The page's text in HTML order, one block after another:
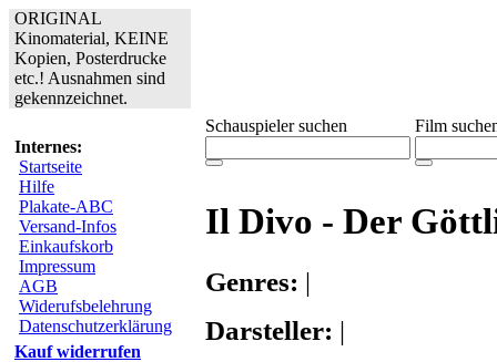
ORIGINAL
Kinomaterial, KEINE
Kopien, Posterdrucke
etc.! Ausnahmen sind
gekennzeichnet.
Internes:
Startseite
Hilfe
Plakate-ABC
Versand-Infos
Einkaufskorb
Impressum
AGB
Widerufsbelehrung
Datenschutzerklärung
Kauf widerrufen
Schauspieler suchen Film
Il Divo - Der
Genres: |
Darsteller: |